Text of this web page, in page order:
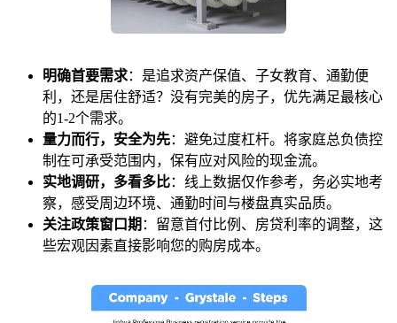
明确首要需求：是追求资产保值、子女教育、通勤便
利，还是居住舒适？没有完美的房子，优先满足最核心
的1-2个需求。
量力而行，安全为先：避免过度杠杆。将家庭总负债控
制在可承受范围内，保有应对风险的现金流。
实地调研，多看多比：线上数据仅作参考，务必实地考
察，感受周边环境、通勤时间与楼盘真实品质。
关注政策窗口期 ：留意首付比例、房贷利率的调整，这
些宏观因素直接影响您的购房成本。